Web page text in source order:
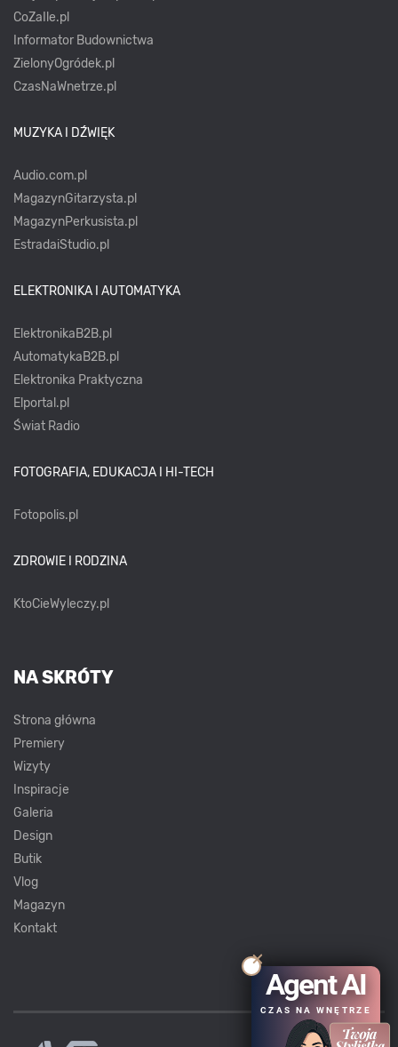
CoZaIle.pl
Informator Budownictwa
ZielonyOgródek.pl
CzasNaWnetrze.pl
MUZYKA I DŹWIĘK
Audio.com.pl
MagazynGitarzysta.pl
MagazynPerkusista.pl
EstradaiStudio.pl
ELEKTRONIKA I AUTOMATYKA
ElektronikaB2B.pl
AutomatykaB2B.pl
Elektronika Praktyczna
Elportal.pl
Świat Radio
FOTOGRAFIA, EDUKACJA I HI-TECH
Fotopolis.pl
ZDROWIE I RODZINA
KtoCieWyleczy.pl
NA SKRÓTY
Strona główna
Premiery
Wizyty
Inspiracje
Galeria
Design
Butik
Vlog
Magazyn
Kontakt
Agent AI
CZAS NA WNĘTRZE